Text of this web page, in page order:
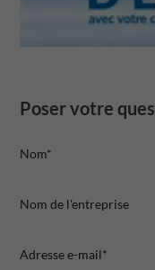
Poser votre
Nom*
Nom de l'entreprise
Adresse e-mail*